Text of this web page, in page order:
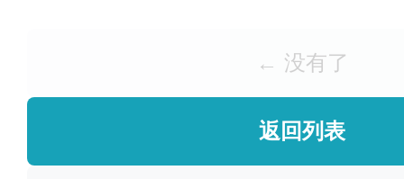
← 没有了
返回列表